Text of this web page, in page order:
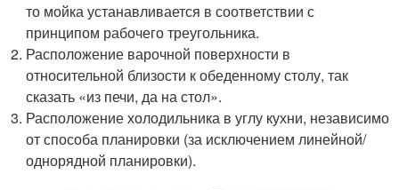
то мойка устанавливается в соответствии с
принципом рабочего треугольника.
Расположение варочной поверхности в
относительной близости к обеденному столу, так
сказать «из печи, да на стол».
Расположение холодильника в углу кухни, независимо
от способа планировки (за исключением линейной/
однорядной планировки).